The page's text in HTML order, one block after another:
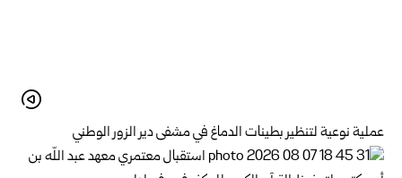
عملية نوعية لتنظير بطينات الدماغ في مشفى دير الزور الوطني